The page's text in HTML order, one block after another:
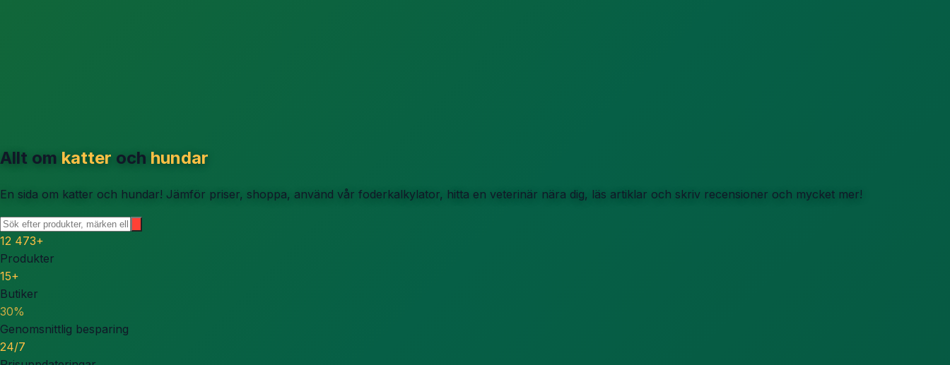
Allt om katter och hundar
En sida om katter och hundar! Jämför priser, shoppa, använd vår foderkalkylator, hitta en veterinär nära dig, läs artiklar och skriv recensioner och mycket mer!
12 473+
Produkter
15+
Butiker
30%
Genomsnittlig besparing
24/7